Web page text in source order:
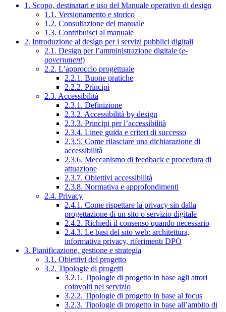
1. Scopo, destinatari e uso del Manuale operativo di design
1.1. Versionamento e storico
1.2. Consultazione del manuale
1.3. Contribuisci al manuale
2. Introduzione al design per i servizi pubblici digitali
2.1. Design per l’amministrazione digitale (e-
government)
2.2. L’approccio progettuale
2.2.1. Buone pratiche
2.2.2. Principi
2.3. Accessibilità
2.3.1. Definizione
2.3.2. Accessibilità by design
2.3.3. Principi per l’accessibilità
2.3.4. Linee guida e criteri di successo
2.3.5. Come rilasciare una dichiarazione di
accessibilità
2.3.6. Meccanismo di feedback e procedura di
attuazione
2.3.7. Obiettivi accessibilità
2.3.8. Normativa e approfondimenti
2.4. Privacy
2.4.1. Come rispettare la privacy sin dalla
progettazione di un sito o servizio digitale
2.4.2. Richiedi il consenso quando necessario
2.4.3. Le basi del sito web: architettura,
informativa privacy, riferimenti DPO
3. Pianificazione, gestione e strategia
3.1. Obiettivi del progetto
3.2. Tipologie di progetti
3.2.1. Tipologie di progetto in base agli attori
coinvolti nel servizio
3.2.2. Tipologie di progetto in base al focus
3.2.3. Tipologie di progetto in base all’ambito di